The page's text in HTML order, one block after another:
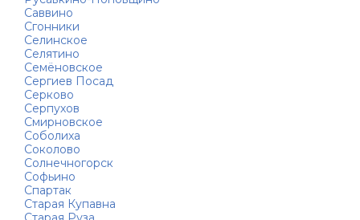
Саввино
Сгонники
Селинское
Селятино
Семёновское
Сергиев Посад
Серково
Серпухов
Смирновское
Соболиха
Соколово
Солнечногорск
Софьино
Спартак
Старая Купавна